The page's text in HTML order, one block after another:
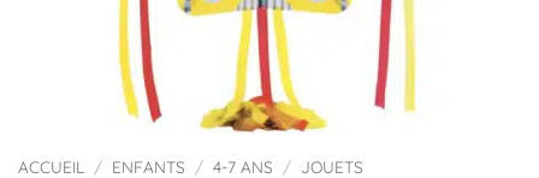
ACCUEIL / ENFANTS / 4-7 ANS / JOUETS